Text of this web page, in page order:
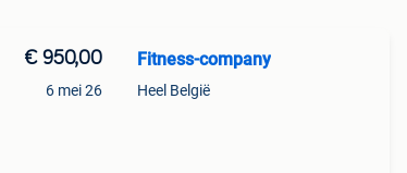
€ 950,00
6 mei 26
Fitness-company
Heel België